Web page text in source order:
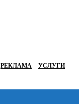
РЕКЛАМА УСЛУГИ